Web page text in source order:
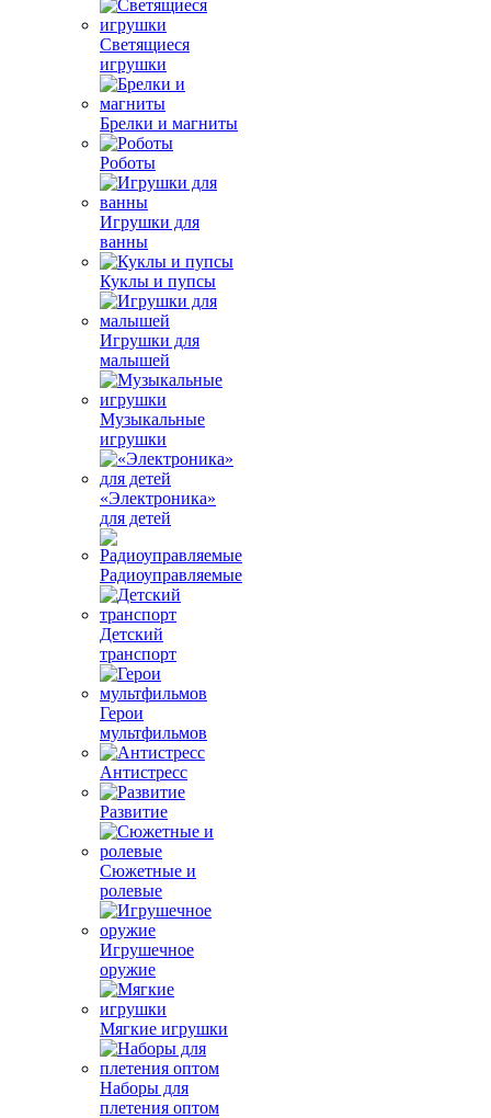
Светящиеся
игрушки
Брелки и магниты
Роботы
Игрушки для
ванны
Куклы и пупсы
Игрушки для
малышей
Музыкальные
игрушки
«Электроника»
для детей
Радиоуправляемые
Детский
транспорт
Герои
мультфильмов
Антистресс
Развитие
Сюжетные и
ролевые
Игрушечное
оружие
Мягкие игрушки
Наборы для
плетения оптом